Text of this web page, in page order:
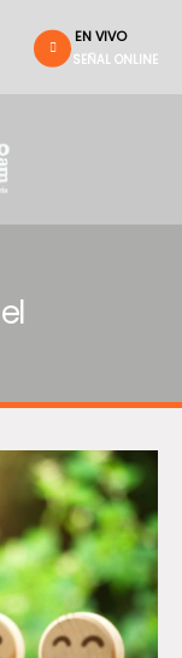
EN VIVO
SEÑAL ONLINE